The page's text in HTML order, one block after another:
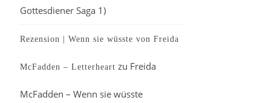
Gottesdiener Saga 1)
Rezension | Wenn sie wüsste von Freida
McFadden – Letterheart zu Freida
McFadden – Wenn sie wüsste